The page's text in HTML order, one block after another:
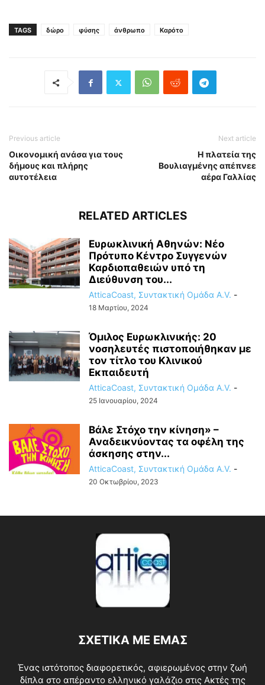
TAGS δώρο φύσης άνθρωπο Καρότο
Previous article
Οικονομική ανάσα για τους
δήμους και πλήρης
αυτοτέλεια
Next article
Η πλατεία της
Βουλιαγμένης απέπνεε
αέρα Γαλλίας
RELATED ARTICLES
Ευρωκλινική Αθηνών: Νέο
Πρότυπο Κέντρο Συγγενών
Καρδιοπαθειών υπό τη
Διεύθυνση του...
AtticaCoast, Συντακτική Ομάδα A.V. -
18 Μαρτίου, 2024
Όμιλος Ευρωκλινικής: 20
νοσηλευτές πιστοποιήθηκαν με
τον τίτλο του Κλινικού
Εκπαιδευτή
AtticaCoast, Συντακτική Ομάδα A.V. -
25 Ιανουαρίου, 2024
Βάλε Στόχο την κίνηση» –
Αναδεικνύοντας τα οφέλη της
άσκησης στην...
AtticaCoast, Συντακτική Ομάδα A.V. -
20 Οκτωβρίου, 2023
ΣΧΕΤΙΚΑ ΜΕ ΕΜΑΣ
Ένας ιστότοπος διαφορετικός, αφιερωμένος στην ζωή
δίπλα στο απέραντο ελληνικό γαλάζιο στις Ακτές της